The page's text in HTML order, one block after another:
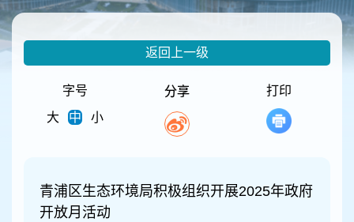
转
到
网
返回上一级
字号
大
中 小
分享 打印
青浦区生态环境局积极组织开展2025年政府
开放月活动